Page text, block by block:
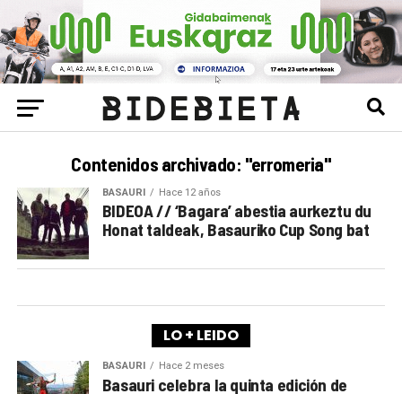
Contenidos archivado: "erromeria"
BASAURI Hace 12 años
BIDEOA // ‘Bagara’ abestia aurkeztu du
Honat taldeak, Basauriko Cup Song bat
LO + LEIDO
BASAURI Hace 2 meses
Basauri celebra la quinta edición de